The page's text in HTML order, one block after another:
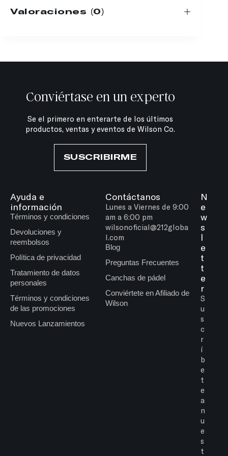
Valoraciones (0)
Conviértase en un experto
Se el primero en enterarte de los últimos
productos, ventas y eventos de Wilson Co.
SUSCRIBIRME
Ayuda e
información
Términos y condiciones
Devoluciones y
reembolsos
Política de privacidad
Tratamiento de datos
personales
Términos y condiciones
de las promociones
Nuevos Lanzamientos
Contáctanos
Lunes a Viernes de 9:00
am a 6:00 pm
wilsonoficial@212globa
l.com
Blog
Preguntas Frecuentes
Canchas de pádel
Conviértete en Afiliado de
Wilson
N
e
w
s
l
e
t
t
e
r
S
u
s
c
r
í
b
e
t
e
a
n
u
e
s
t